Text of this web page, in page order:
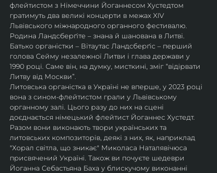
флейтистом з Німеччини Йоганнесом Хустедтом
гратимуть два великі концерти в межах XIV
Львівського міжнародного органного фестивалю.
Родина Ландсберґіте – знана й шанована в Литві.
Батько органістки – Вітаутас Ландсберґіс – перший
голова Сейму незалежної Литви і глава держави у
1990 році. Саме він, на думку, мисткині, зміг “відірвати
Литву від Москви”.
Литовська органістка в Україні не вперше, у 2023 році
вона з сином-флейтистом грали у Львівському
органному залі. Цього разу до них на сцені
доєднається німецький флейтист Йоганнес Хустедт.
Разом вони виконають твори українських та
литовських композиторів, деякі з них, як, наприклад
"Хорал світла, що зникає" Миколаса Наталявічюса
присвячений Україні. Також ви почуєте шедеври
Йоганна Себастьяна Баха у блискучому виконанні